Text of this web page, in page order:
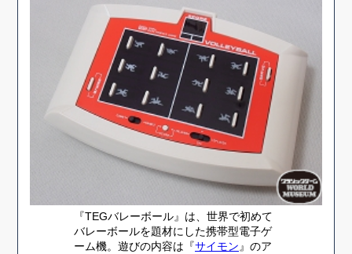
『TEGバレーボール』は、世界で初めて
バレーボールを題材にした携帯型電子ゲ
ーム機。遊びの内容は『サイモン 』のア